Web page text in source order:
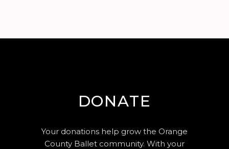
DONATE
Your donations help grow the Orange
County Ballet community. With your